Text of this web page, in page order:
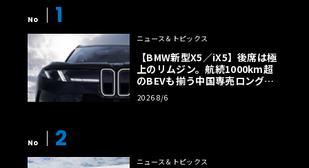
No 1
ニュース＆トピックス
【BMW新型X5／iX5】後席は極
上のリムジン。航続1000km超
のBEVも揃う中国専売ロング仕
様の全貌
2026 8/6
No 2
ニュース＆トピックス